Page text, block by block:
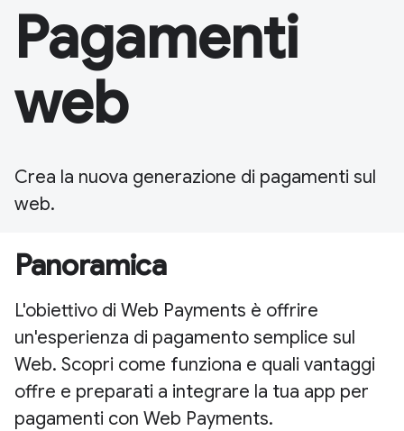
Pagamenti
web
Crea la nuova generazione di pagamenti sul
web.
Panoramica
L'obiettivo di Web Payments è offrire
un'esperienza di pagamento semplice sul
Web. Scopri come funziona e quali vantaggi
offre e preparati a integrare la tua app per
pagamenti con Web Payments.